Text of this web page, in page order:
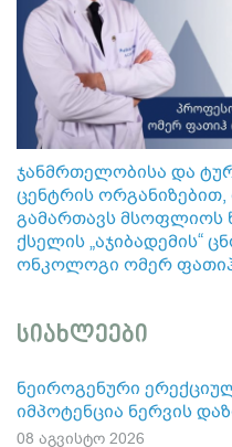
ჯანმრთელობისა და
ცენტრის
გამართავს მსოფლიოს
ქსელის „აჯიბადემის“
ონკოლოგი ომერ
სიახლეები
ნეიროგენური
იმპოტენცია ნერვის
08 აგვისტო 2026